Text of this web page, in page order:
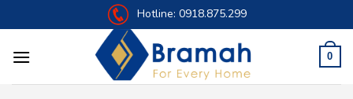
to
Hotline: 0918.875.299
0